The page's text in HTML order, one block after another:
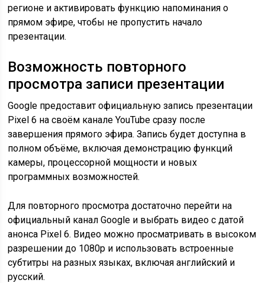
регионе и активировать функцию напоминания о
прямом эфире, чтобы не пропустить начало
презентации.
Возможность повторного
просмотра записи презентации
Google предоставит официальную запись презентации
Pixel 6 на своём канале YouTube сразу после
завершения прямого эфира. Запись будет доступна в
полном объёме, включая демонстрацию функций
камеры, процессорной мощности и новых
программных возможностей.
Для повторного просмотра достаточно перейти на
официальный канал Google и выбрать видео с датой
анонса Pixel 6. Видео можно просматривать в высоком
разрешении до 1080p и использовать встроенные
субтитры на разных языках, включая английский и
русский.